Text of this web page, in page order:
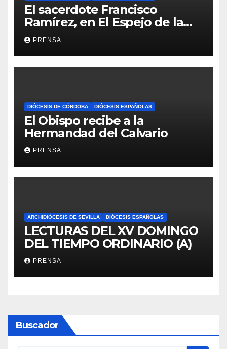
El sacerdote Francisco
Ramírez, en El Espejo de la
Iglesia
PRENSA
DIÓCESIS DE CÓRDOBA DIÓCESIS ESPAÑOLAS
El Obispo recibe a la
Hermandad del Calvario
PRENSA
ARCHIDIÓCESIS DE SEVILLA DIÓCESIS ESPAÑOLAS
LECTURAS DEL XV DOMINGO
DEL TIEMPO ORDINARIO (A)
PRENSA
Buscador